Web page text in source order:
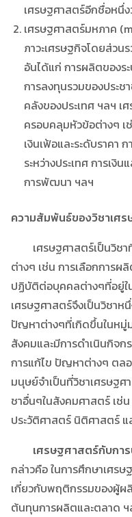
เศรษฐศาสตร์อีกชื่อหนึ่
เศรษฐศาสตร์มหภาค
ภาวะเศรษฐกิจโดยส่วน
อันได้แก่ การผลิตของร
การลงทุนรวมของประช
คลังของประเทศ ฯลฯ เ
ครอบคลุมหัวข้อต่างๆ เ
เงินเฟ้อและระดับราคา
ระหว่างประเทศ การเงิ
การพัฒนา ฯลฯ
ความสัมพันธ์ของวิชาเศ
เศรษฐศาสตร์เป็นวิชา
ต่างๆ เช่น การเลือกการผ
ปฏิบัติต่อบุคคลต่างๆที่อยู่ใ
เศรษฐศาสตร์จึงเป็นวิชาห
ปัญหาต่างๆที่เกิดขึ้นในหมู่
สังคมและมีการดำเนินกิจก
การแก้ไข ปัญหาต่างๆ ตล
มนุษย์จำเป็นที่วิชาเศรษฐ
ชาอื่นๆในสังคมศาสตร์ เช่
ประวัติศาสตร์ นิติศาสตร์ แ
เศรษฐศาสตร์กับกา
กล่าวคือ ในการศึกษาเศร
เกี่ยวกับพฤติกรรมของผู้ผ
ต้นทุนการผลิตและตลาด ฯ